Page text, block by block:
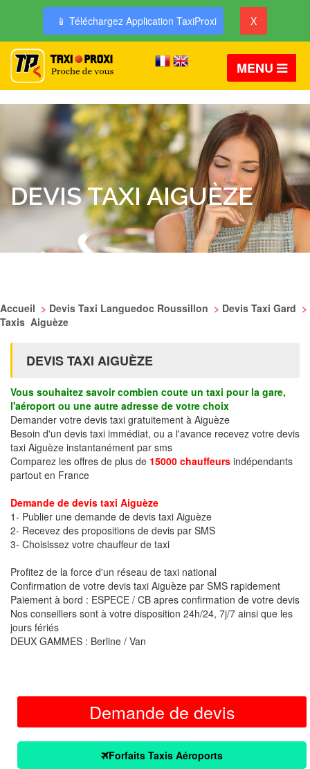
📱 Téléchargez Application TaxiProxi X
MENU
DEVIS TAXI AIGUÈZE
Accueil > Devis Taxi Languedoc Roussillon > Devis Taxi Gard >
Taxis Aiguèze
DEVIS TAXI AIGUÈZE
Vous souhaitez savoir combien coute un taxi pour la gare,
l'aéroport ou une autre adresse de votre choix
Demander votre devis taxi gratuitement à Aiguèze
Besoin d'un devis taxi immédiat, ou a l'avance recevez votre devis
taxi Aiguèze instantanément par sms
Comparez les offres de plus de 15000 chauffeurs indépendants
partout en France
Demande de devis taxi Aiguèze
1- Publier une demande de devis taxi Aiguèze
2- Recevez des propositions de devis par SMS
3- Choisissez votre chauffeur de taxi
Profitez de la force d'un réseau de taxi national
Confirmation de votre devis taxi Aiguèze par SMS rapidement
Paiement à bord : ESPECE / CB apres confirmation de votre devis
Nos conseillers sont à votre disposition 24h/24, 7j/7 ainsi que les
jours fériés
DEUX GAMMES : Berline / Van
Demande de devis
Forfaits Taxis Aéroports